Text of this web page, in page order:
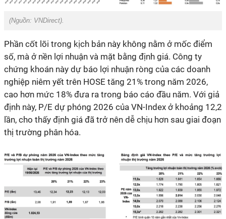
(Nguồn: VNDirect).
Phần cốt lõi trong kịch bản này không nằm ở mốc điểm
số, mà ở nền lợi nhuận và mặt bằng định giá. Công ty
chứng khoán này dự báo lợi nhuận ròng của các doanh
nghiệp niêm yết trên HOSE tăng 21% trong năm 2026,
cao hơn mức 18% đưa ra trong báo cáo đầu năm. Với giả
định này, P/E dự phóng 2026 của VN-Index ở khoảng 12,2
lần, cho thấy định giá đã trở nên dễ chịu hơn sau giai đoạn
thị trường phân hóa.